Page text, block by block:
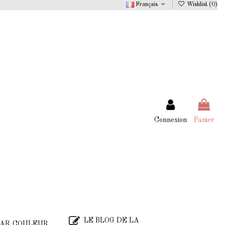
Français Wishlist (0)
Connexion Panier
LE BLOG DE LA